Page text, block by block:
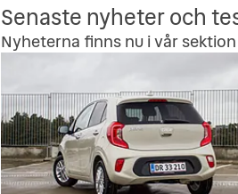
Senaste nyheter och
Nyheterna finns nu i vår